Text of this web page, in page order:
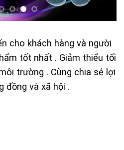
cho khách hàng và người
tốt nhất . Giảm thiểu tối
trường . Cùng chia sẻ lợi
đồng và xã hội .